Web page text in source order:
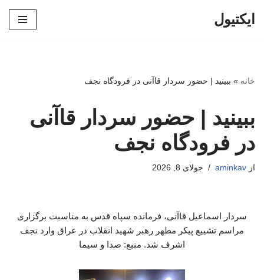
ایکتیول
خانه » ببینید | حضور سردار قاآنی در فرودگاه نجف
ببینید | حضور سردار قاآنی
در فرودگاه نجف
از aminkav جولای 8, 2026
سردار اسماعیل قاآنی، فرمانده سپاه قدس به مناسبت برگزاری
مراسم تشییع پیکر مطهر رهبر شهید انقلاب در عراق وارد نجف
اشرف شد. منبع: صدا و سیما